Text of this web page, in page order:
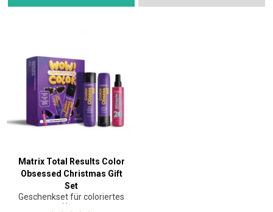
Matrix Total Results Color
Obsessed Christmas Gift
Set
Geschenkset für coloriertes
Haar